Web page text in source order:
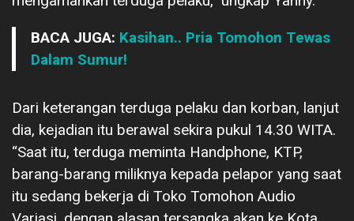
BACA JUGA: Kasihan.. Pria Tomohon Tewas
Dalam Sumur!
Dari keterangan terduga pelaku dan korban, lanjut
dia, kejadian itu berawal sekira pukul 14.30 WITA.
“Saat itu, terduga meminta Handphone, KTP,
barang-barang miliknya kepada pelapor yang saat
itu sedang bekerja di Toko Tomohon Audio